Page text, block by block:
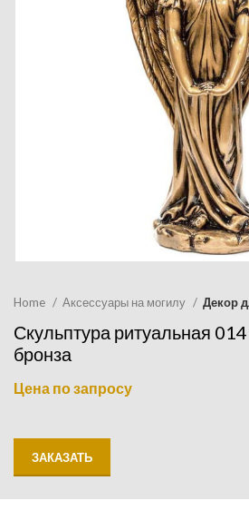
Home Аксессуары на могилу Декор
Скульптура ритуальная
бронза
Цена по запросу
ЗАКАЗАТЬ